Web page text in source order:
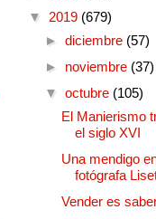
▼ 2019 (679)
► diciembre (57)
► noviembre (37)
▼ octubre (105)
El Manierismo
el siglo XVI
Una mendigo
fotógrafa
Vender es